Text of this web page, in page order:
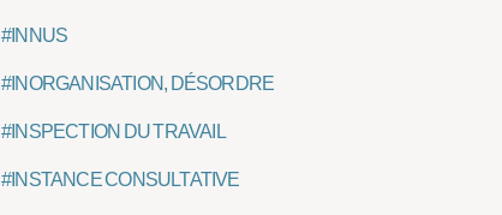
#INNUS
#INORGANISATION, DÉSORDRE
#INSPECTION DU TRAVAIL
#INSTANCE CONSULTATIVE